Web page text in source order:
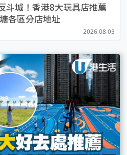
斗城！香港8大玩具店推薦
各區分店地址
2026.08.05